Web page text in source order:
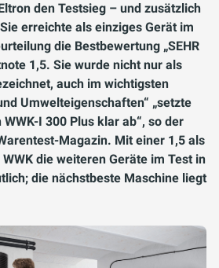
den Testsieg – und zusätzlich
erreichte als einziges Gerät im
die Bestbewertung „SEHR
1,5. Sie wurde nicht nur als
auch im wichtigsten
Umwelteigenschaften“ „setzte
I 300 Plus klar ab“, so der
Magazin. Mit einer 1,5 als
die weiteren Geräte im Test in
die nächstbeste Maschine liegt